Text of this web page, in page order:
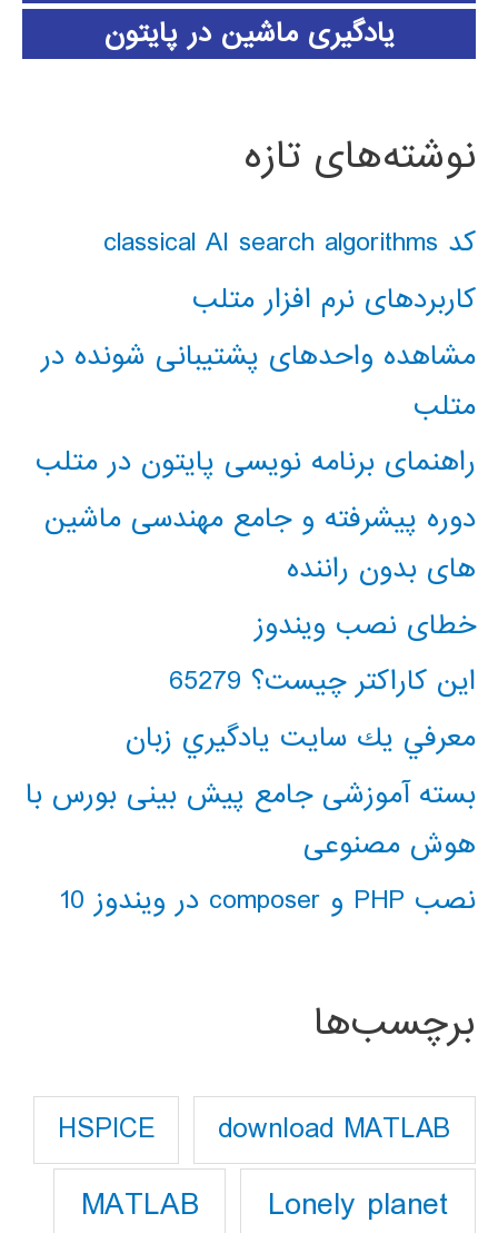
یادگیری ماشین در پایتون
نوشته‌های تازه
کد classical AI search algorithms
کاربردهای نرم افزار متلب
مشاهده واحدهای پشتیبانی شونده در
متلب
راهنمای برنامه نویسی پایتون در متلب
دوره پیشرفته و جامع مهندسی ماشین
های بدون راننده
خطای نصب ویندوز
این کاراکتر چیست؟ 65279
معرفي يك سايت يادگيري زبان
بسته آموزشی جامع پیش بینی بورس با
هوش مصنوعی
نصب PHP و composer در ویندوز 10
برچسب‌ها
download MATLAB
HSPICE
Lonely planet
MATLAB